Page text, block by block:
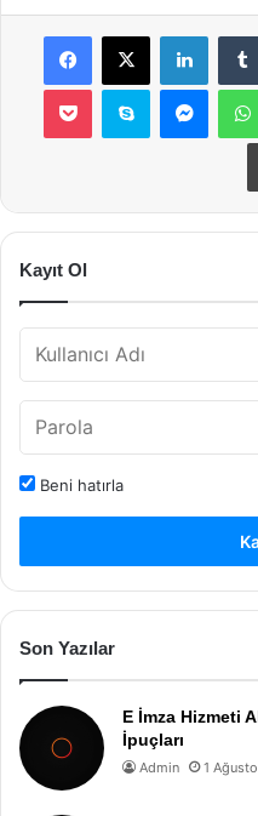
Facebook
X
Pocket Skype
Kayıt Ol
Beni hatırla
Son Yazılar
E İmza Hizmeti
İpuçları
Admin 1